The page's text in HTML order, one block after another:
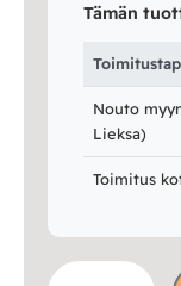
Tämän
Nouto
Lieksa)
Toimitus
Skandia